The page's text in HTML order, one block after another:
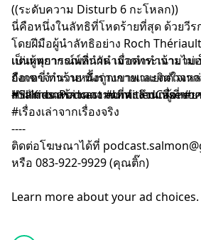
((ระดับความ Disturb 6 กะโหลก))
นี่คือหนึ่งในลัทธิที่โหดร้ายที่สุด ด้วยวีร
โดยฝีมือผู้นำลัทธิอย่าง Roch
เป็นผู้พยากรณ์ที่นำคำจากพระเจ้ามาบ
ถือเขาจำนวนหนึ่งถูกเขาพาแยกตัวจา
Hill Kids เหล่ามดงานที่ทำงานเพื่อเขา
แต่เหตุการณ์พลิกผัน เมื่อคำทำนายไม่
ยังกดขี่ ทำร้าย ทั้งร่างกายและจิตใจเ
สาหัส จนสร้างความตกตะลึงแก่ผู้ที่พบ
#SalmonPodcast #UntitledCase #
#เรื่องเล่าจากเรื่องจริง
----
ติดต่อโฆษณาได้ที่
หรือ 083-922-9929 (คุณติ๊ก)
Learn more about your ad